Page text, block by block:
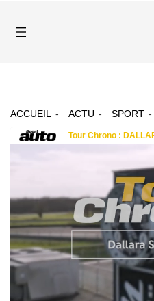
ACCUEIL ACTU SPORT